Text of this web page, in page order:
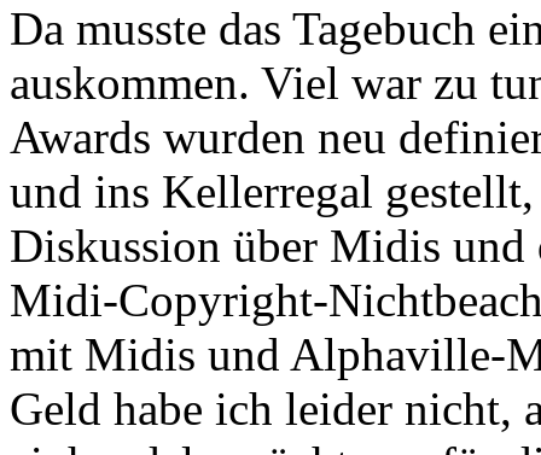
Da musste das Tagebuch
auskommen. Viel war zu
Awards wurden neu
und ins Kellerregal
Diskussion über Midis
Midi-Copyright-
mit Midis und Alphaville-
Geld habe ich leider nicht,